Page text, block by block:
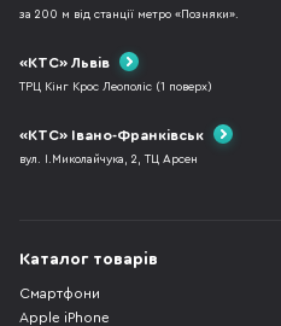
за 200 м від станції метро «Позняки».
«КТС» Львів
ТРЦ Кінг Крос Леополіс (1 поверх)
«КТС» Івано-Франківськ
вул. І.Миколайчука, 2, ТЦ Арсен
Каталог товарів
Смартфони
Apple iPhone